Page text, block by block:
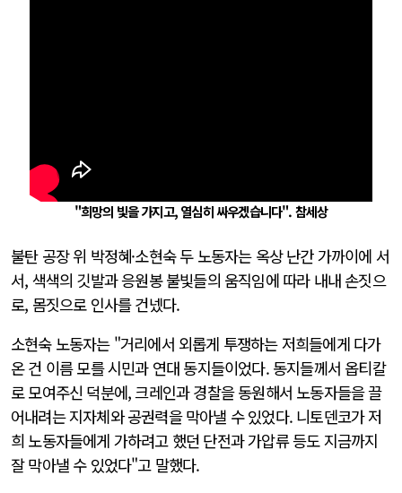
"희망의 빛을 가지고, 열심히 싸우겠습니다". 참세상
불탄 공장 위 박정혜·소현숙 두 노동자는 옥상 난간 가까이에 서
서, 색색의 깃발과 응원봉 불빛들의 움직임에 따라 내내 손짓으
로, 몸짓으로 인사를 건넸다.
소현숙 노동자는 "거리에서 외롭게 투쟁하는 저희들에게 다가
온 건 이름 모를 시민과 연대 동지들이었다. 동지들께서 옵티칼
로 모여주신 덕분에, 크레인과 경찰을 동원해서 노동자들을 끌
어내려는 지자체와 공권력을 막아낼 수 있었다. 니토덴코가 저
희 노동자들에게 가하려고 했던 단전과 가압류 등도 지금까지
잘 막아낼 수 있었다"고 말했다.